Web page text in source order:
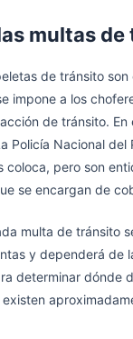
multas
de tránsito son
impone a los
de tránsito. En
Policía Nacional del
coloca, pero son
se encargan de
multa de tránsito
y dependerá de
determinar dónde
existen